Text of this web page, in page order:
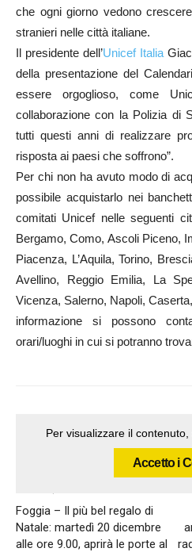
che ogni giorno vedono
stranieri nelle città italiane.
Il presidente dell’Unicef Italia
della presentazione del
essere orgoglioso, come
collaborazione con la Polizia di
tutti questi anni di realizzare
risposta ai paesi che soffrono”.
Per chi non ha avuto modo di
possibile acquistarlo nei
comitati Unicef nelle seguenti
Bergamo, Como, Ascoli Piceno,
Piacenza, L’Aquila, Torino,
Avellino, Reggio Emilia, La
Vicenza, Salerno, Napoli,
informazione si possono
orari/luoghi in cui si potranno
Per visualizzare il
Accetto i
Foggia – Il più bel regalo di
Natale: martedì 20 dicembre
alle ore 9.00, aprirà le porte al